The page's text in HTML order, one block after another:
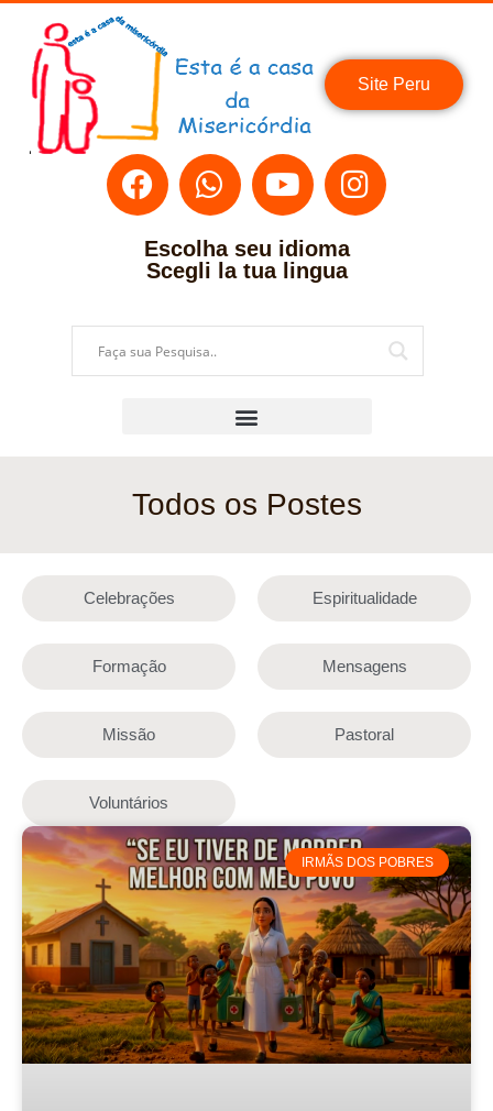
Site Peru
Escolha seu idioma
Scegli la tua lingua
Todos os Postes
Celebrações Espiritualidade
Formação Mensagens
Missão Pastoral
Voluntários
IRMÃS DOS POBRES